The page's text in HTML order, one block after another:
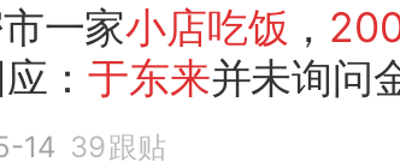
一家小店吃饭 ，
：于东来并未询问
14 39跟贴